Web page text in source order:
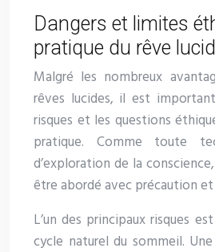
Dangers et limites
pratique du rêve
Malgré les nombreux
rêves lucides, il est
risques et les questions
pratique. Comme toute
d’exploration de la
être abordé avec précaution
L’un des principaux risques
cycle naturel du sommeil.